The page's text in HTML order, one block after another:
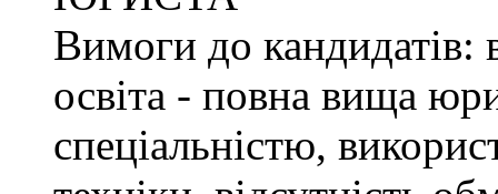
Вимоги до
освіта - повна вища
спеціальністю,